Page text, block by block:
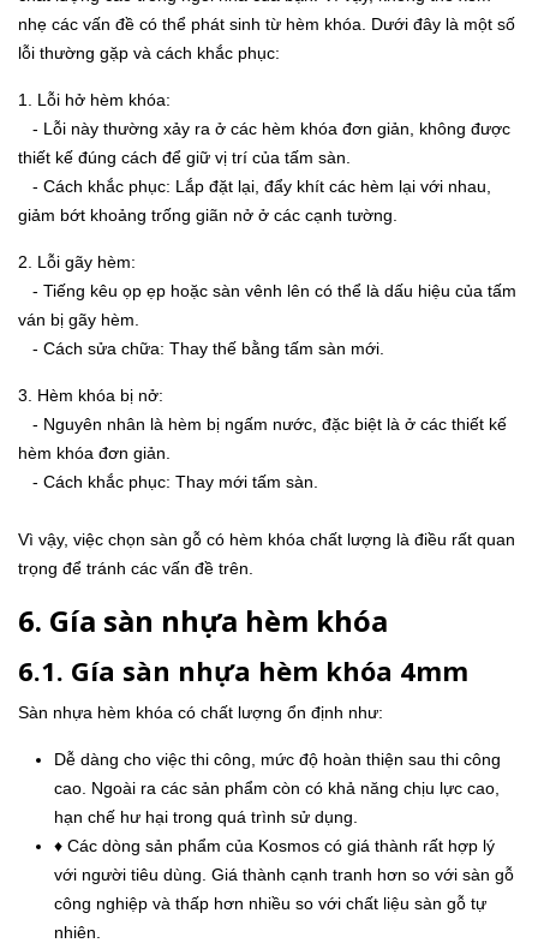
nhẹ các vấn đề có thể phát sinh từ hèm khóa. Dưới đây là một số
lỗi thường gặp và cách khắc phục:
1. Lỗi hở hèm khóa:
- Lỗi này thường xảy ra ở các hèm khóa đơn giản, không được
thiết kế đúng cách để giữ vị trí của tấm sàn.
- Cách khắc phục: Lắp đặt lại, đẩy khít các hèm lại với nhau,
giảm bớt khoảng trống giãn nở ở các cạnh tường.
2. Lỗi gãy hèm:
- Tiếng kêu ọp ẹp hoặc sàn vênh lên có thể là dấu hiệu của tấm
ván bị gãy hèm.
- Cách sửa chữa: Thay thế bằng tấm sàn mới.
3. Hèm khóa bị nở:
- Nguyên nhân là hèm bị ngấm nước, đặc biệt là ở các thiết kế
hèm khóa đơn giản.
- Cách khắc phục: Thay mới tấm sàn.
Vì vậy, việc chọn sàn gỗ có hèm khóa chất lượng là điều rất quan
trọng để tránh các vấn đề trên.
6. Gía sàn nhựa hèm khóa
6.1. Gía sàn nhựa hèm khóa 4mm
Sàn nhựa hèm khóa có chất lượng ổn định như:
Dễ dàng cho việc thi công, mức độ hoàn thiện sau thi công
cao. Ngoài ra các sản phẩm còn có khả năng chịu lực cao,
hạn chế hư hại trong quá trình sử dụng.
♦ Các dòng sản phẩm của Kosmos có giá thành rất hợp lý
với người tiêu dùng. Giá thành cạnh tranh hơn so với sàn gỗ
công nghiệp và thấp hơn nhiều so với chất liệu sàn gỗ tự
nhiên.